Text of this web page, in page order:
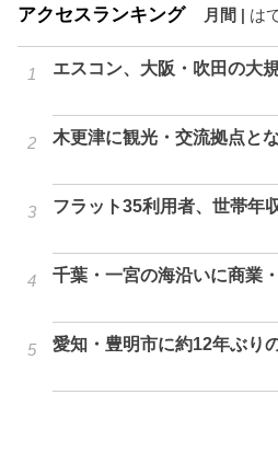
アクセスランキング 月間 は
エスコン、大阪・吹田の大
木更津に観光・交流拠点と
フラット35利用者、世帯年
千葉・一宮の海沿いに商業
愛知・豊明市に約12年ぶり